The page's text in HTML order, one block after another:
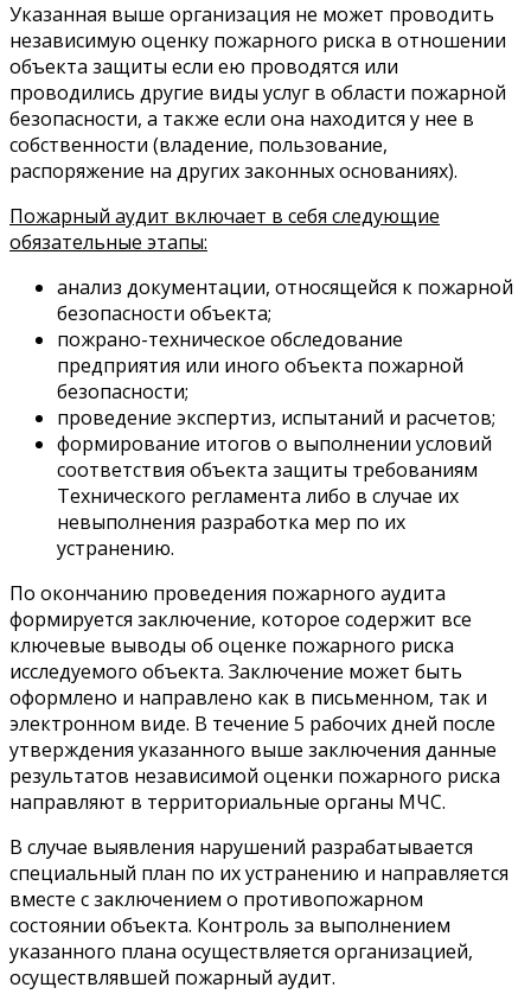
Указанная выше организация не может проводить
независимую оценку пожарного риска в отношении
объекта защиты если ею проводятся или
проводились другие виды услуг в области пожарной
безопасности, а также если она находится у нее в
собственности (владение, пользование,
распоряжение на других законных основаниях).
Пожарный аудит включает в себя следующие
обязательные этапы:
анализ документации, относящейся к пожарной
безопасности объекта;
пожрано-техническое обследование
предприятия или иного объекта пожарной
безопасности;
проведение экспертиз, испытаний и расчетов;
формирование итогов о выполнении условий
соответствия объекта защиты требованиям
Технического регламента либо в случае их
невыполнения разработка мер по их
устранению.
По окончанию проведения пожарного аудита
формируется заключение, которое содержит все
ключевые выводы об оценке пожарного риска
исследуемого объекта. Заключение может быть
оформлено и направлено как в письменном, так и
электронном виде. В течение 5 рабочих дней после
утверждения указанного выше заключения данные
результатов независимой оценки пожарного риска
направляют в территориальные органы МЧС.
В случае выявления нарушений разрабатывается
специальный план по их устранению и направляется
вместе с заключением о противопожарном
состоянии объекта. Контроль за выполнением
указанного плана осуществляется организацией,
осуществлявшей пожарный аудит.